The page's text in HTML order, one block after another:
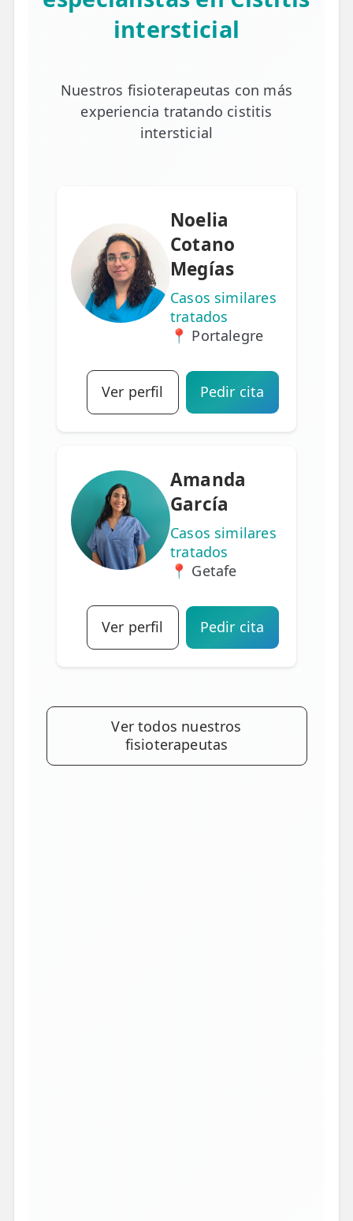
intersticial
Nuestros fisioterapeutas con más
experiencia tratando cistitis
intersticial
Noelia
Cotano
Megías
Casos similares
tratados
📍 Portalegre
Ver perfil Pedir cita
Amanda
García
Casos similares
tratados
📍 Getafe
Ver perfil Pedir cita
Ver todos nuestros
fisioterapeutas